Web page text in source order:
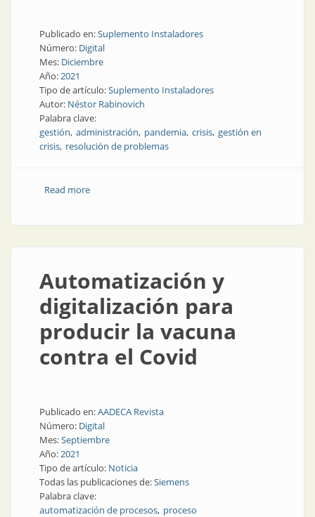
Publicado en:Suplemento Instaladores
Número: Digital
Mes: Diciembre
Año:2021
Tipo de artículo:Suplemento Instaladores
Autor: Néstor Rabinovich
Palabra clave:
gestión administración pandemia crisis gestión en
crisis resolución de problemas
Read moreabout Comorbilidades en la empresa
Automatización y
digitalización para
producir la vacuna
contra el Covid
Publicado en:AADECA Revista
Número: Digital
Mes:Septiembre
Año:2021
Tipo de artículo: Noticia
Todas las publicaciones de:Siemens
Palabra clave:
automatización de procesos proceso